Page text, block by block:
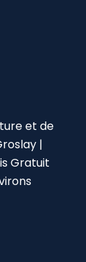
et de
|
Gratuit